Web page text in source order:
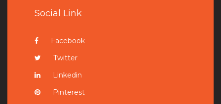
Social Link
Facebook
Twitter
Linkedin
Pinterest